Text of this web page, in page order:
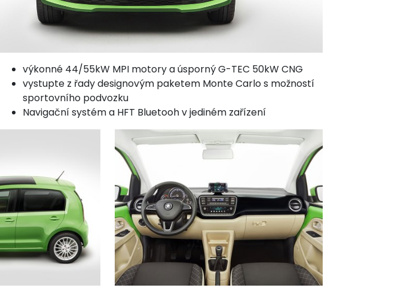
výkonné 44/55kW MPI motory a úsporný G-TEC 50kW CNG
vystupte z řady designovým paketem Monte Carlo s možností
sportovního podvozku
Navigační systém a HFT Bluetooh v jediném zařízení